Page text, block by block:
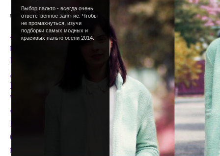
Выбор пальто - всегда очень
ответственное занятие. Чтобы
не промахнуться, изучи
подборки самых модных и
красивых пальто осени 2014.
Дизайн
А у нас новый дизайн)) Да-да-да! Не прошло и
полюбовались? Сидим и любуемся!
Цвет, как видите, фиолетовый. А еще белый и
достаточно ярко. Кто-то возможно ожидал
Ну такие сейчас все, а мы - другие! х) Так что
"волшебный". Почему? Зима-Новый Год-
чудо всегда неплохо) Мы же девчонки
Кое-где еще остались недоработки. Так что если
бешено-зеленое, просьба не пугаться, а
готов, НО выключать я его не буду. Лучше